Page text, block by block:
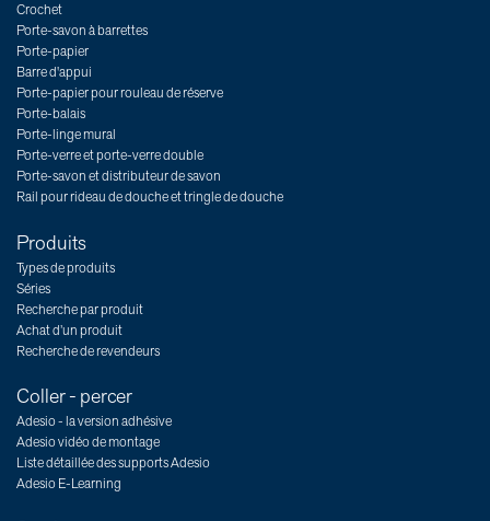
Crochet
Porte-savon à barrettes
Porte-papier
Barre d'appui
Porte-papier pour rouleau de réserve
Porte-balais
Porte-linge mural
Porte-verre et porte-verre double
Porte-savon et distributeur de savon
Rail pour rideau de douche et tringle de douche
Produits
Types de produits
Séries
Recherche par produit
Achat d’un produit
Recherche de revendeurs
Coller - percer
Adesio - la version adhésive
Adesio vidéo de montage
Liste détaillée des supports Adesio
Adesio E-Learning